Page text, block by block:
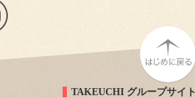
TAKEUCHI グループサイト